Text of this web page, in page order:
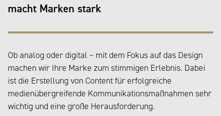
macht Marken stark
Ob analog oder digital – mit dem Fokus auf das Design
machen wir Ihre Marke zum stimmigen Erlebnis. Dabei
ist die Erstellung von Content für erfolgreiche
medienübergreifende Kommunikationsmaßnahmen sehr
wichtig und eine große Herausforderung.